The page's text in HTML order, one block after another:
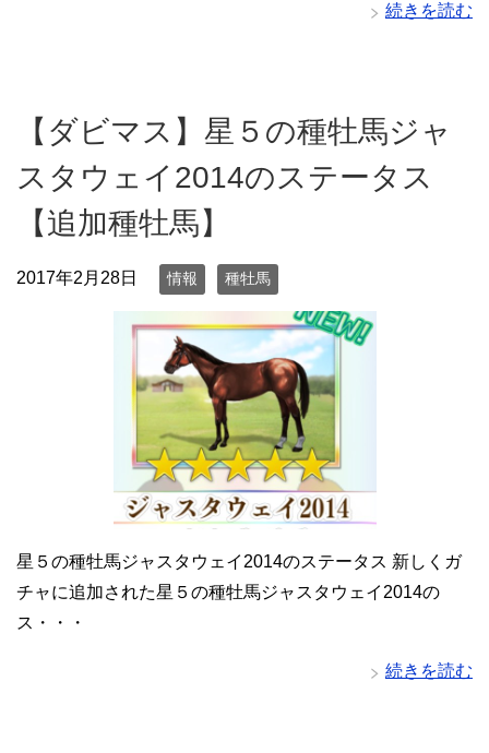
続きを読む
【ダビマス】星５の種牡馬ジャ
スタウェイ2014のステータス
【追加種牡馬】
2017年2月28日 情報 種牡馬
星５の種牡馬ジャスタウェイ2014のステータス 新しくガ
チャに追加された星５の種牡馬ジャスタウェイ2014の
ス・・・
続きを読む